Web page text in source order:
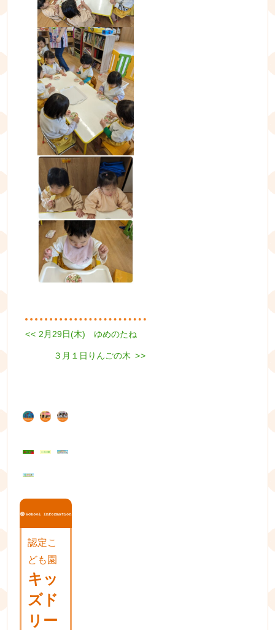
投
稿
ゲ
ー
ョ
Previous
<< 2月29日(木) ゆめのたね
Next
３月１日りんごの木 >>
認定こ
ども園
キッ
ズド
リー